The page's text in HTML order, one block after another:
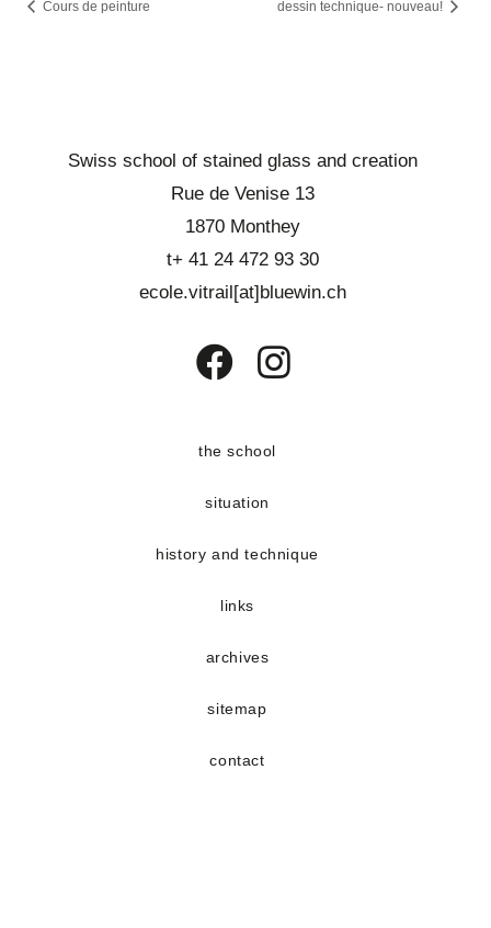
Cours de peinture dessin technique- nouveau!
Swiss school of stained glass and creation
Rue de Venise 13
1870 Monthey
t+ 41 24 472 93 30
ecole.vitrail[at]bluewin.ch
a
tab
a
the school
situation
history and technique
links
archives
sitemap
contact